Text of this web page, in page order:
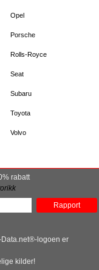
Opel
Porsche
Rolls-Royce
Seat
Subaru
Toyota
Volvo
rabatt
Rapport
logoen er
kilder!